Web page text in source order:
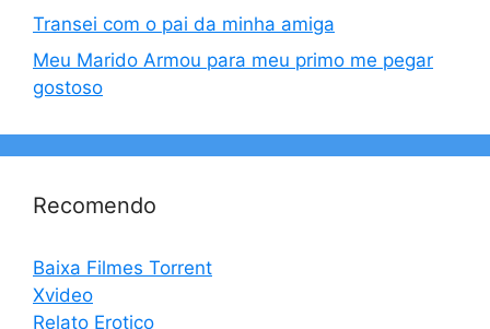
Transei com o pai da minha amiga
Meu Marido Armou para meu primo me pegar
gostoso
Recomendo
Baixa Filmes Torrent
Xvideo
Relato Erotico